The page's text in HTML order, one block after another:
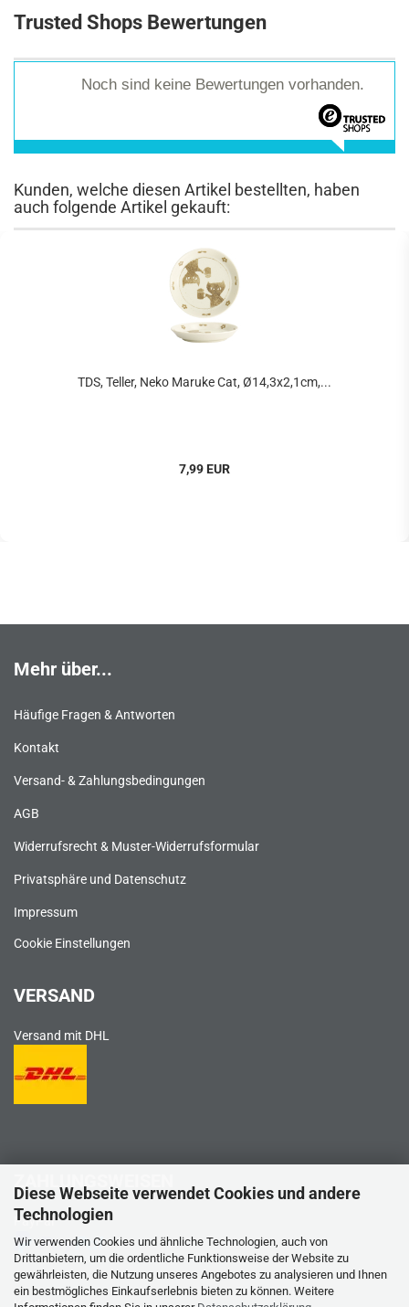
Diese Webseite verwendet Cookies und andere
Technologien
Wir verwenden Cookies und ähnliche Technologien, auch von
Drittanbietern, um die ordentliche Funktionsweise der Website zu
gewährleisten, die Nutzung unseres Angebotes zu analysieren und Ihnen
ein bestmögliches Einkaufserlebnis bieten zu können. Weitere
Trusted Shops Bewertungen
Noch sind keine Bewertungen vorhanden.
Kunden, welche diesen Artikel bestellten, haben
auch folgende Artikel gekauft:
TDS, Teller, Neko Maruke Cat, Ø14,3x2,1cm,...
7,99 EUR
Mehr über...
Häufige Fragen & Antworten
Kontakt
Versand- & Zahlungsbedingungen
AGB
Widerrufsrecht & Muster-Widerrufsformular
Privatsphäre und Datenschutz
Impressum
Cookie Einstellungen
VERSAND
Versand mit DHL
ZAHLUNGSWEISEN
PayPal